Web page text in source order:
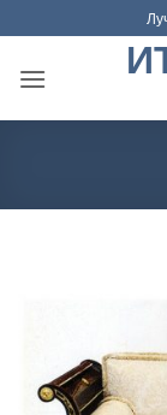
to
content